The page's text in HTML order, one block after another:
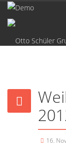
16.